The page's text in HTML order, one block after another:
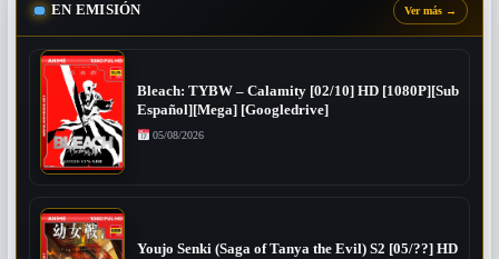
EN EMISIÓN Ver más →
Bleach: TYBW – Calamity [02/10] HD [1080P][Sub
Español][Mega] [Googledrive]
05/08/2026
Youjo Senki (Saga of Tanya the Evil) S2 [05/??] HD